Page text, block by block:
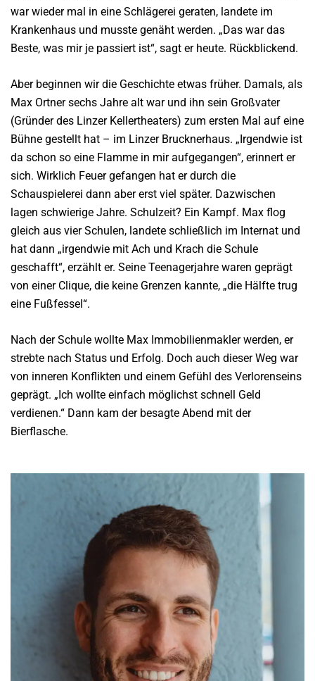
war wieder mal in eine Schlägerei geraten, landete im
Krankenhaus und musste genäht werden. „Das war das
Beste, was mir je passiert ist“, sagt er heute. Rückblickend.
Aber beginnen wir die Geschichte etwas früher. Damals, als
Max Ortner sechs Jahre alt war und ihn sein Großvater
(Gründer des Linzer Kellertheaters) zum ersten Mal auf eine
Bühne gestellt hat – im Linzer Brucknerhaus. „Irgendwie ist
da schon so eine Flamme in mir aufgegangen“, erinnert er
sich. Wirklich Feuer gefangen hat er durch die
Schauspielerei dann aber erst viel später. Dazwischen
lagen schwierige Jahre. Schulzeit? Ein Kampf. Max flog
gleich aus vier Schulen, landete schließlich im Internat und
hat dann „irgendwie mit Ach und Krach die Schule
geschafft“, erzählt er. Seine Teenagerjahre waren geprägt
von einer Clique, die keine Grenzen kannte, „die Hälfte trug
eine Fußfessel“.
Nach der Schule wollte Max Immobilienmakler werden, er
strebte nach Status und Erfolg. Doch auch dieser Weg war
von inneren Konflikten und einem Gefühl des Verlorenseins
geprägt. „Ich wollte einfach möglichst schnell Geld
verdienen.“ Dann kam der besagte Abend mit der
Bierflasche.